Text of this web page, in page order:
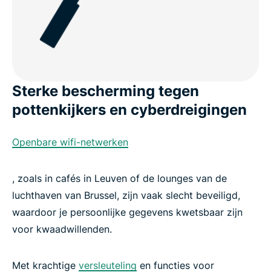
Sterke bescherming tegen
pottenkijkers en cyberdreigingen
Openbare wifi-netwerken
, zoals in cafés in Leuven of de lounges van de
luchthaven van Brussel, zijn vaak slecht beveiligd,
waardoor je persoonlijke gegevens kwetsbaar zijn
voor kwaadwillenden.
Met krachtige versleuteling en functies voor